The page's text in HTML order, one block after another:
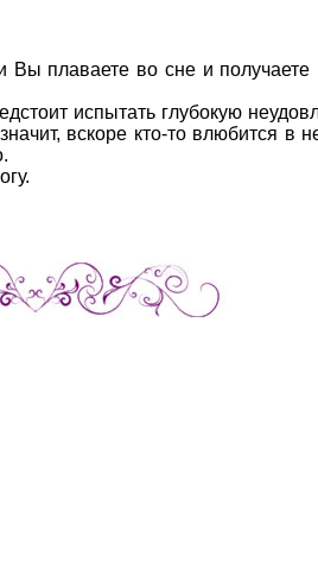
Вы плаваете во сне и получаете
испытать глубокую
вскоре кто-то влюбится в